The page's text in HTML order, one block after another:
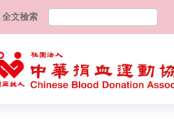
全文檢索